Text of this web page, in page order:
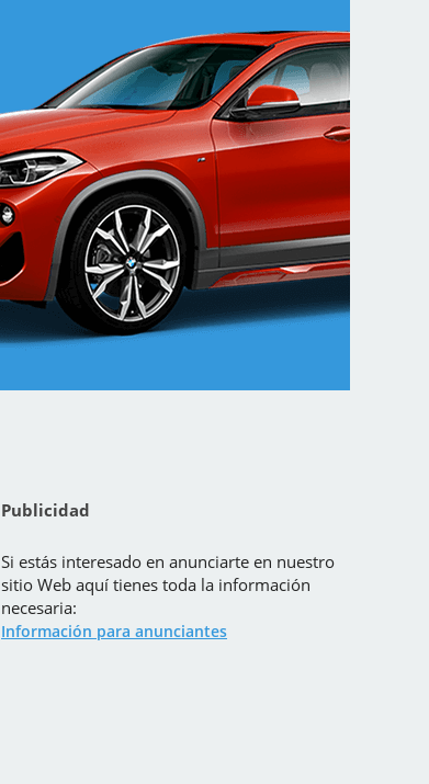
Publicidad
Si estás interesado en anunciarte en nuestro
sitio Web aquí tienes toda la información
necesaria:
Información para anunciantes